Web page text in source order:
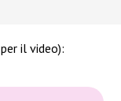
per il video):